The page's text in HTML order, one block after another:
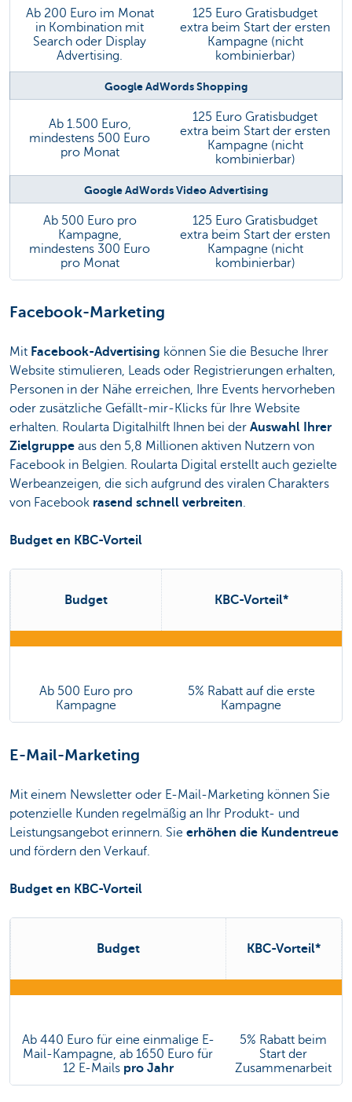
Ab 200 Euro im Monat
in Kombination mit
Search oder Display
Advertising.
125 Euro Gratisbudget
extra beim Start der ersten
Kampagne (nicht
kombinierbar)
Ab 1.500 Euro,
mindestens 500 Euro
pro Monat
125 Euro Gratisbudget
extra beim Start der ersten
Kampagne (nicht
kombinierbar)
Ab 500 Euro pro
Kampagne,
mindestens 300 Euro
pro Monat
125 Euro Gratisbudget
extra beim Start der ersten
Kampagne (nicht
kombinierbar)
Google AdWords Shopping
Google AdWords Video Advertising
Facebook-Marketing
Mit Facebook-Advertising können Sie die Besuche Ihrer
Website stimulieren, Leads oder Registrierungen erhalten,
Personen in der Nähe erreichen, Ihre Events hervorheben
oder zusätzliche Gefällt-mir-Klicks für Ihre Website
erhalten. Roularta Digitalhilft Ihnen bei der Auswahl Ihrer
Zielgruppe aus den 5,8 Millionen aktiven Nutzern von
Facebook in Belgien. Roularta Digital erstellt auch gezielte
Werbeanzeigen, die sich aufgrund des viralen Charakters
von Facebook rasend schnell verbreiten.
Budget en KBC-Vorteil
Budget KBC-Vorteil*
Ab 500 Euro pro
Kampagne
5% Rabatt auf die erste
Kampagne
E-Mail-Marketing
Mit einem Newsletter oder E-Mail-Marketing können Sie
potenzielle Kunden regelmäßig an Ihr Produkt- und
Leistungsangebot erinnern. Sie erhöhen die Kundentreue
und fördern den Verkauf.
Budget en KBC-Vorteil
Budget KBC-Vorteil*
Ab 440 Euro für eine einmalige E-
Mail-Kampagne, ab 1650 Euro für
12 E-Mails pro Jahr
5% Rabatt beim
Start der
Zusammenarbeit